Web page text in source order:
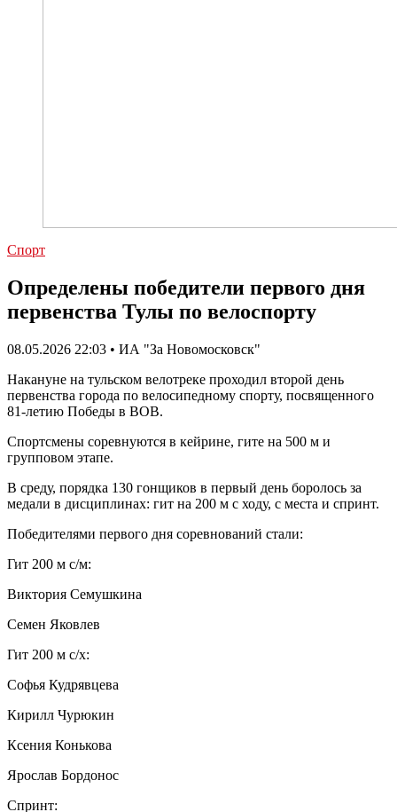
Спорт
Определены победители первого дня
первенства Тулы по велоспорту
08.05.2026 22:03 • ИА "За Новомосковск"
Накануне на тульском велотреке проходил второй день
первенства города по велосипедному спорту, посвященного
81-летию Победы в ВОВ.
Спортсмены соревнуются в кейрине, гите на 500 м и
групповом этапе.
В среду, порядка 130 гонщиков в первый день боролось за
медали в дисциплинах: гит на 200 м с ходу, с места и спринт.
Победителями первого дня соревнований стали:
Гит 200 м с/м:
Виктория Семушкина
Семен Яковлев
Гит 200 м с/х:
Софья Кудрявцева
Кирилл Чурюкин
Ксения Конькова
Ярослав Бордонос
Спринт: